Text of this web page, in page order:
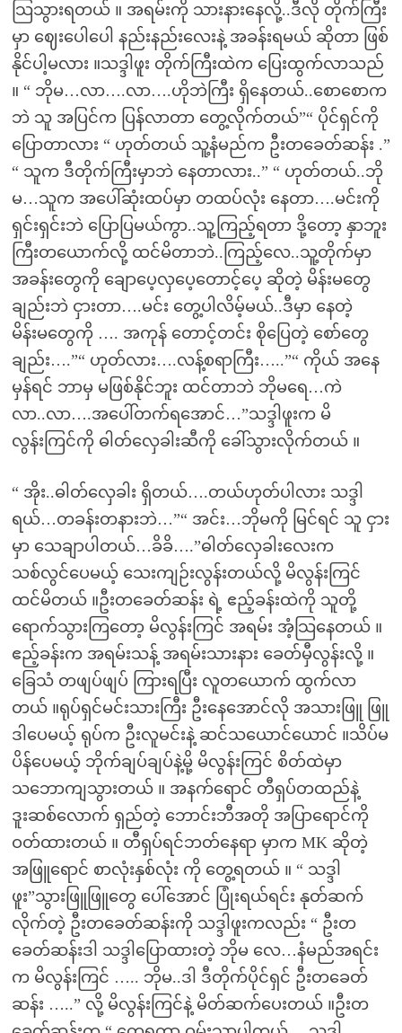
သြသွားရတယ် ။ အရမ်းကို သားနားနေလို့..ဒီလို တိုက်ကြီး
မှာ ဈေးပေါပေါ နည်းနည်းလေးနဲ့ အခန်းရမယ် ဆိုတာ ဖြစ်
နိုင်ပါ့မလား ။သဒ္ဒါဖူး တိုက်ကြီးထဲက ပြေးထွက်လာသည်
။ “ ဘိုမ…လာ….လာ….ဟိုဘဲကြီး ရှိနေတယ်..စောစောက
ဘဲ သူ အပြင်က ပြန်လာတာ တွေ့လိုက်တယ်”“ ပိုင်ရှင်ကို
ပြောတာလား “ ဟုတ်တယ် သူ့နံမည်က ဦးတခေတ်ဆန်း .”
“ သူက ဒီတိုက်ကြီးမှာဘဲ နေတာလား..” “ ဟုတ်တယ်..ဘို
မ…သူက အပေါ်ဆုံးထပ်မှာ တထပ်လုံး နေတာ….မင်းကို
ရှင်းရှင်းဘဲ ပြောပြမယ်ကွာ..သူ့ကြည့်ရတာ ဒို့တော့ နှာဘူး
ကြီးတယောက်လို့ ထင်မိတာဘဲ..ကြည့်လေ..သူ့တိုက်မှာ
အခန်းတွေကို ချောပေ့လှပေ့တောင့်ပေ့ ဆိုတဲ့ မိန်းမတွေ
ချည်းဘဲ ငှားတာ….မင်း တွေ့ပါလိမ့်မယ်..ဒီမှာ နေတဲ့
မိန်းမတွေကို …. အကုန် တောင့်တင်း စိုပြေတဲ့ စော်တွေ
ချည်း….”“ ဟုတ်လား….လန့်စရာကြီး…..”“ ကိုယ် အနေ
မှန်ရင် ဘာမှ မဖြစ်နိုင်ဘူး ထင်တာဘဲ ဘိုမရေ…ကဲ
လာ..လာ….အပေါ်တက်ရအောင်…”သဒ္ဒါဖူးက မိ
လွန်းကြင်ကို ဓါတ်လှေခါးဆီကို ခေါ်သွားလိုက်တယ် ။
“ အိုး..ဓါတ်လှေခါး ရှိတယ်….တယ်ဟုတ်ပါလား သဒ္ဒါ
ရယ်…တခန်းတနားဘဲ…”“ အင်း…ဘိုမကို မြင်ရင် သူ ငှား
မှာ သေချာပါတယ်…ခိခိ….”ဓါတ်လှေခါးလေးက
သစ်လွင်ပေမယ့် သေးကျဉ်းလွန်းတယ်လို့ မိလွန်းကြင်
ထင်မိတယ် ။ဦးတခေတ်ဆန်း ရဲ့ ဧည့်ခန်းထဲကို သူတို့
ရောက်သွားကြတော့ မိလွန်းကြင် အရမ်း အံ့သြနေတယ် ။
ဧည့်ခန်းက အရမ်းသန့် အရမ်းသားနား ခေတ်မှီလွန်းလို့ ။
ခြေသံ တဖျပ်ဖျပ် ကြားရပြီး လူတယောက် ထွက်လာ
တယ် ။ရုပ်ရှင်မင်းသားကြီး ဦးနေအောင်လို အသားဖြူ ဖြူ
ဒါပေမယ့် ရုပ်က ဦးလူမင်းနဲ့ ဆင်သယောင်ယောင် ။သိပ်မ
ပိန်ပေမယ့် ဘိုက်ချပ်ချပ်နဲ့မို့ မိလွန်းကြင် စိတ်ထဲမှာ
သဘောကျသွားတယ် ။ အနက်ရောင် တီရှပ်တထည်နဲ့
ဒူးဆစ်လောက် ရှည်တဲ့ ဘောင်းဘီအတို အပြာရောင်ကို
ဝတ်ထားတယ် ။ တီရှပ်ရင်ဘတ်နေရာ မှာက MK ဆိုတဲ့
အဖြူရောင် စာလုံးနှစ်လုံး ကို တွေ့ရတယ် ။ “ သဒ္ဒါ
ဖူး”သွားဖြူဖြူတွေ ပေါ်အောင် ပြုံးရယ်ရင်း နုတ်ဆက်
လိုက်တဲ့ ဦးတခေတ်ဆန်းကို သဒ္ဒါဖူးကလည်း “ ဦးတ
ခေတ်ဆန်းဒါ သဒ္ဒါပြောထားတဲ့ ဘိုမ လေ…နံမည်အရင်း
က မိလွန်းကြင် ….. ဘိုမ..ဒါ ဒီတိုက်ပိုင်ရှင် ဦးတခေတ်
ဆန်း …..” လို့ မိလွန်းကြင်နဲ့ မိတ်ဆက်ပေးတယ် ။ဦးတ